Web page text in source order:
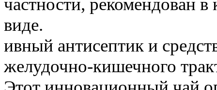
частности, рекомендован в
виде.
ивный антисептик и
желудочно-кишечного